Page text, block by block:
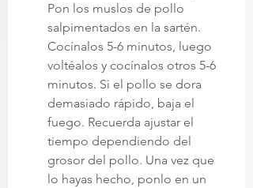
Pon los muslos de pollo
salpimentados en la sartén.
Cocínalos 5-6 minutos, luego
voltéalos y cocínalos otros 5-6
minutos. Si el pollo se dora
demasiado rápido, baja el
fuego. Recuerda ajustar el
tiempo dependiendo del
grosor del pollo. Una vez que
lo hayas hecho, ponlo en un